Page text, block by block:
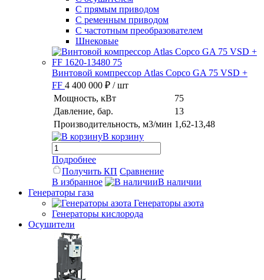
С прямым приводом
С ременным приводом
С частотным преобразователем
Шнековые
Винтовой компрессор Atlas Copco GA 75 VSD +
FF 4 400 000 ₽ / шт
Мощность, кВт
75
Давление, бар.
13
Производительность, м3/мин 1,62-13,48
В корзину
Подробнее
Получить КП Сравнение
В избранное
В наличии
Генераторы газа
Генераторы азота
Генераторы кислорода
Осушители